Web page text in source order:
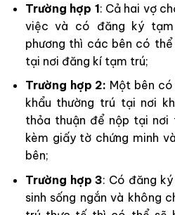
Trường hợp 1: Cả hai vợ
việc và có đăng ký
phương thì các bên có
tại nơi đăng kí tạm trú;
Trường hợp 2: Một bên
khẩu thường trú tại nơi
thỏa thuận để nộp tại nơi
kèm giấy tờ chứng minh
bên;
Trường hợp 3: Có đăng
sinh sống ngắn và không